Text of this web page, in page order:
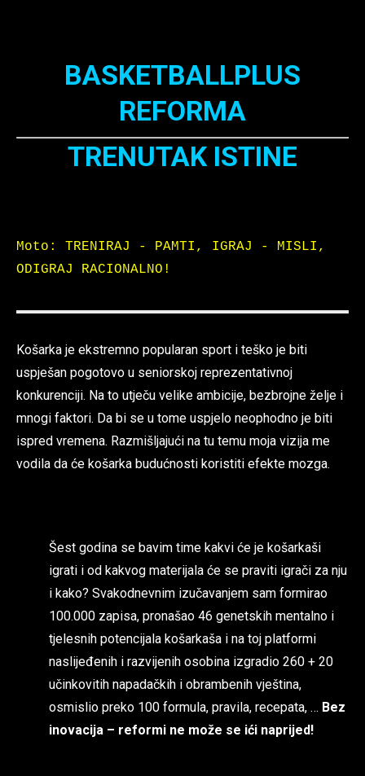
BASKETBALLPLUS
REFORMA
TRENUTAK ISTINE
Moto: TRENIRAJ - PAMTI, IGRAJ - MISLI,
ODIGRAJ RACIONALNO!
Košarka je ekstremno popularan sport i teško je biti
uspješan pogotovo u seniorskoj reprezentativnoj
konkurenciji. Na to utječu velike ambicije, bezbrojne želje i
mnogi faktori. Da bi se u tome uspjelo neophodno je biti
ispred vremena. Razmišljajući na tu temu moja vizija me
vodila da će košarka budućnosti koristiti efekte mozga.
Šest godina se bavim time kakvi će je košarkaši
igrati i od kakvog materijala će se praviti igrači za nju
i kako? Svakodnevnim izučavanjem sam formirao
100.000 zapisa, pronašao 46 genetskih mentalno i
tjelesnih potencijala košarkaša i na toj platformi
naslijeđenih i razvijenih osobina izgradio 260 + 20
učinkovitih napadačkih i obrambenih vještina,
osmislio preko 100 formula, pravila, recepata, … Bez
inovacija – reformi ne može se ići naprijed!